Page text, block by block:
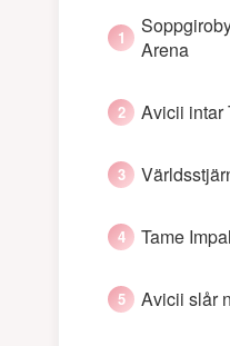
Arena
Avicii intar
Tame
Avicii slår